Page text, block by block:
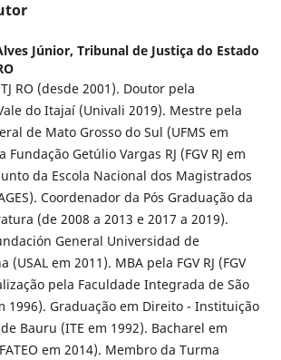
Júnior, Tribunal de Justiça do Estado
RO (desde 2001). Doutor pela
do Itajaí (Univali 2019). Mestre pela
de Mato Grosso do Sul (UFMS em
Getúlio Vargas RJ (FGV RJ em
da Escola Nacional dos Magistrados
Coordenador da Pós Graduação da
(de 2008 a 2013 e 2017 a 2019).
General Universidad de
(USAL em 2011). MBA pela FGV RJ (FGV
pela Faculdade Integrada de São
1996). Graduação em Direito - Instituição
Bauru (ITE em 1992). Bacharel em
em 2014). Membro da Turma